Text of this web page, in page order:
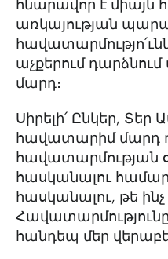
հնարավոր է միայն
առկայության
աչքերում դարձնում
մարդ։
Սիրելի՛ Ընկեր, Տեր
հավատարիմ մարդ
հավատարմության
հասկանալու համար
հասկանալու, թե
հանդեպ մեր